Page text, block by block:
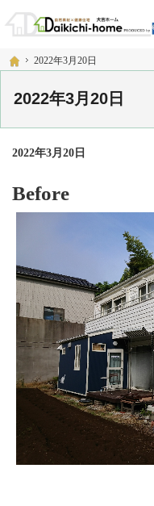
ホーム
2022年3月20日
2022年3月20日
プロの目線からご提案。注文住宅
神奈川県横須賀市・宮城県仙台
2022年3月20日
Before